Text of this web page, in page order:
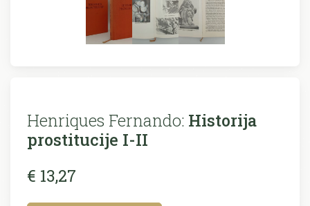
Henriques Fernando: Historija
prostitucije I-II
€ 13,27